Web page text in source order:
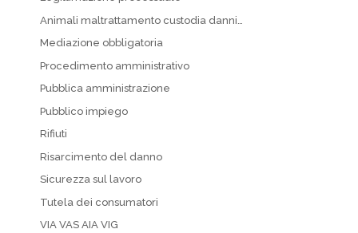
Animali maltrattamento custodia danni…
Mediazione obbligatoria
Procedimento amministrativo
Pubblica amministrazione
Pubblico impiego
Rifiuti
Risarcimento del danno
Sicurezza sul lavoro
Tutela dei consumatori
VIA VAS AIA VIG